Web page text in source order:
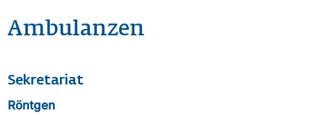
Ambulanzen
Sekretariat
Röntgen